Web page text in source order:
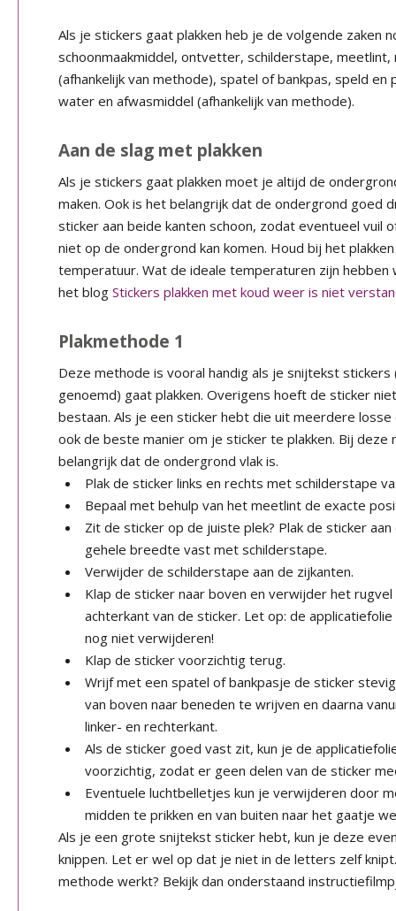
Als je stickers gaat plakken heb je de volgende zaken
schoonmaakmiddel, ontvetter, schilderstape, meetlint,
(afhankelijk van methode), spatel of bankpas, speld
water en afwasmiddel (afhankelijk van methode).
Aan de slag met plakken
Als je stickers gaat plakken moet je altijd de
maken. Ook is het belangrijk dat de ondergrond goed
sticker aan beide kanten schoon, zodat eventueel vuil
niet op de ondergrond kan komen. Houd bij het
temperatuur. Wat de ideale temperaturen zijn hebben
het blog Stickers plakken met koud weer is niet
Plakmethode 1
Deze methode is vooral handig als je snijtekst
genoemd) gaat plakken. Overigens hoeft de sticker
bestaan. Als je een sticker hebt die uit meerdere
ook de beste manier om je sticker te plakken. Bij deze
belangrijk dat de ondergrond vlak is.
Plak de sticker links en rechts met schilderstape
Bepaal met behulp van het meetlint de exacte
Zit de sticker op de juiste plek? Plak de sticker
gehele breedte vast met schilderstape.
Verwijder de schilderstape aan de zijkanten.
Klap de sticker naar boven en verwijder het rugvel
achterkant van de sticker. Let op: de
nog niet verwijderen!
Klap de sticker voorzichtig terug.
Wrijf met een spatel of bankpasje de sticker
van boven naar beneden te wrijven en daarna
linker- en rechterkant.
Als de sticker goed vast zit, kun je de
voorzichtig, zodat er geen delen van de sticker
Eventuele luchtbelletjes kun je verwijderen door
midden te prikken en van buiten naar het gaatje
Als je een grote snijtekst sticker hebt, kun je deze
knippen. Let er wel op dat je niet in de letters zelf
methode werkt? Bekijk dan onderstaand